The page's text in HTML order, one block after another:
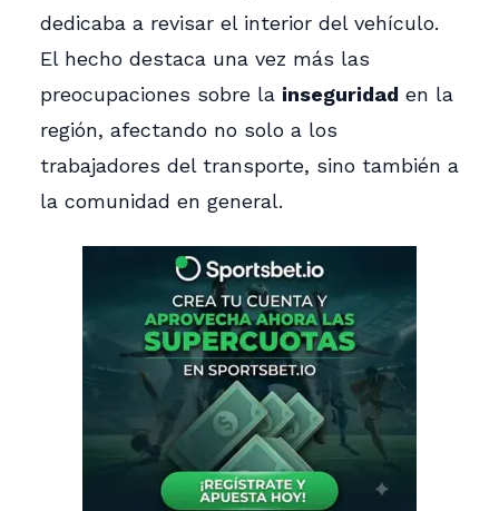
dedicaba a revisar el interior del vehículo.
El hecho destaca una vez más las
preocupaciones sobre la inseguridad en la
región, afectando no solo a los
trabajadores del transporte, sino también a
la comunidad en general.